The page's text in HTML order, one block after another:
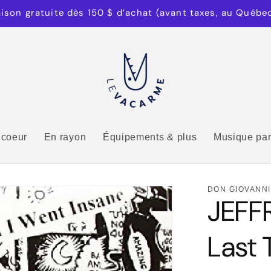
gratuite dès 150 $ d’achat (avant taxes, au
En rayon Équipements & plus Musique
DON GIOVANNI
Last